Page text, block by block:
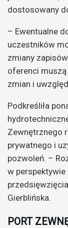
dostosowany
– Ewentualne
uczestników
zmiany
oferenci
zmian i
Podkreśliła
Zewnętrznego
prywatnego i
pozwoleń. –
w perspektywie
Gierblińska.
PORT